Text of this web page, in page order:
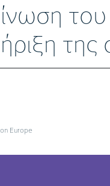
του
της
Europe